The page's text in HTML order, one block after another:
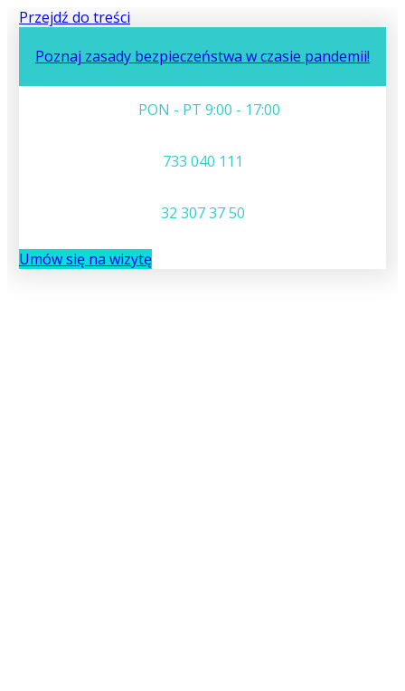
Przejdź do treści
Poznaj zasady bezpieczeństwa w czasie pandemii!
PON - PT 9:00 - 17:00
733 040 111
32 307 37 50
Umów się na wizytę